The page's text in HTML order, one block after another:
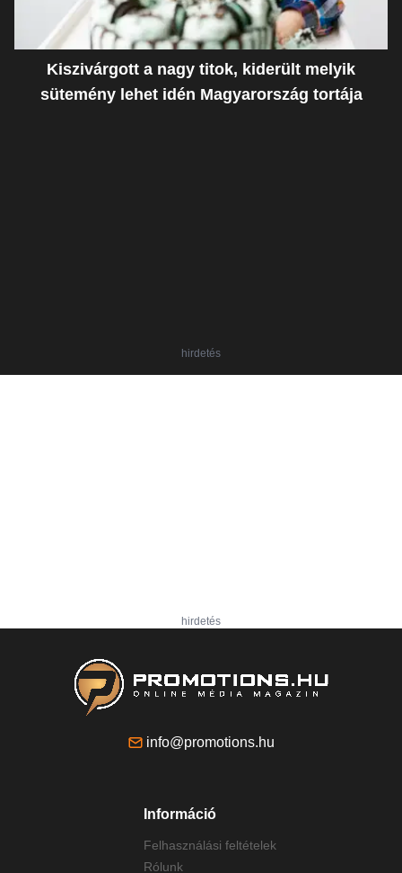
Kiszivárgott a nagy titok, kiderült melyik
sütemény lehet idén Magyarország tortája
hirdetés
hirdetés
info@promotions.hu
Információ
Felhasználási feltételek
Rólunk